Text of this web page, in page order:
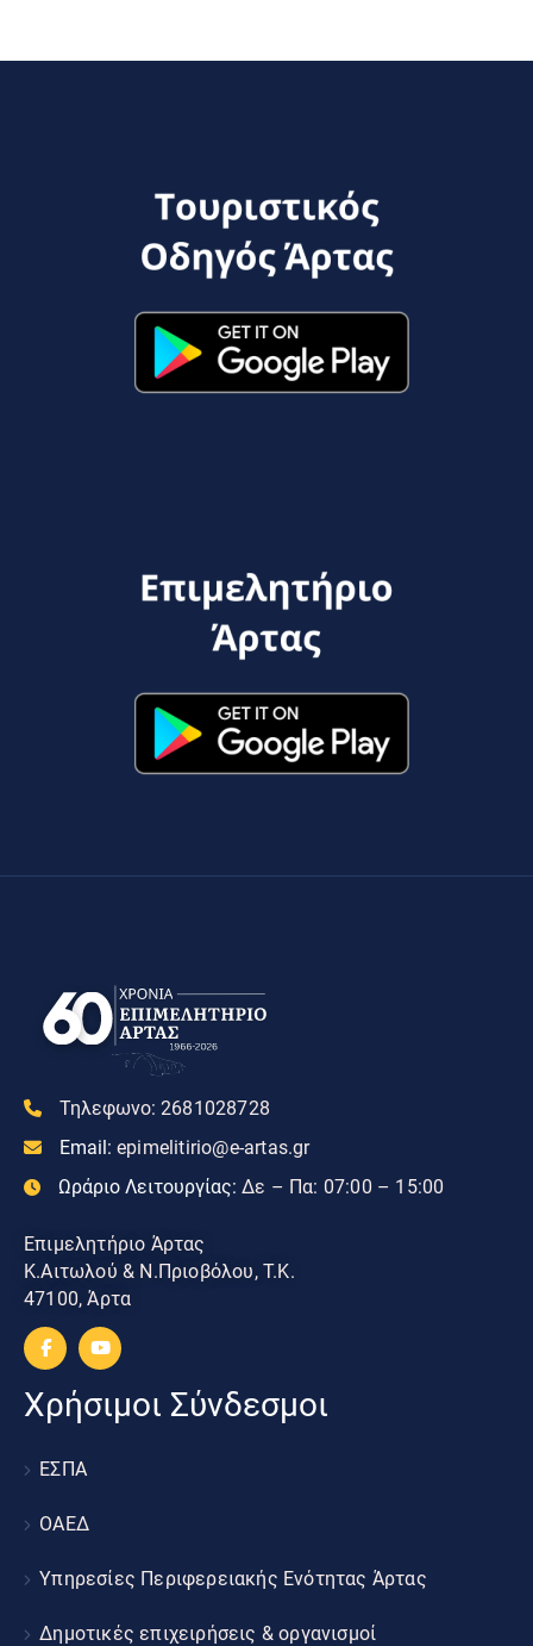
Τηλεφωνο: 2681028728
Email: epimelitirio@e-artas.gr
Ωράριο Λειτουργίας: Δε – Πα: 07:00 – 15:00
Επιμελητήριο Άρτας
Κ.Αιτωλού & Ν.Πριοβόλου, Τ.Κ.
47100, Άρτα
Χρήσιμοι Σύνδεσμοι
ΕΣΠΑ
ΟΑΕΔ
Υπηρεσίες Περιφερειακής Ενότητας Άρτας
Δημοτικές επιχειρήσεις & οργανισμοί